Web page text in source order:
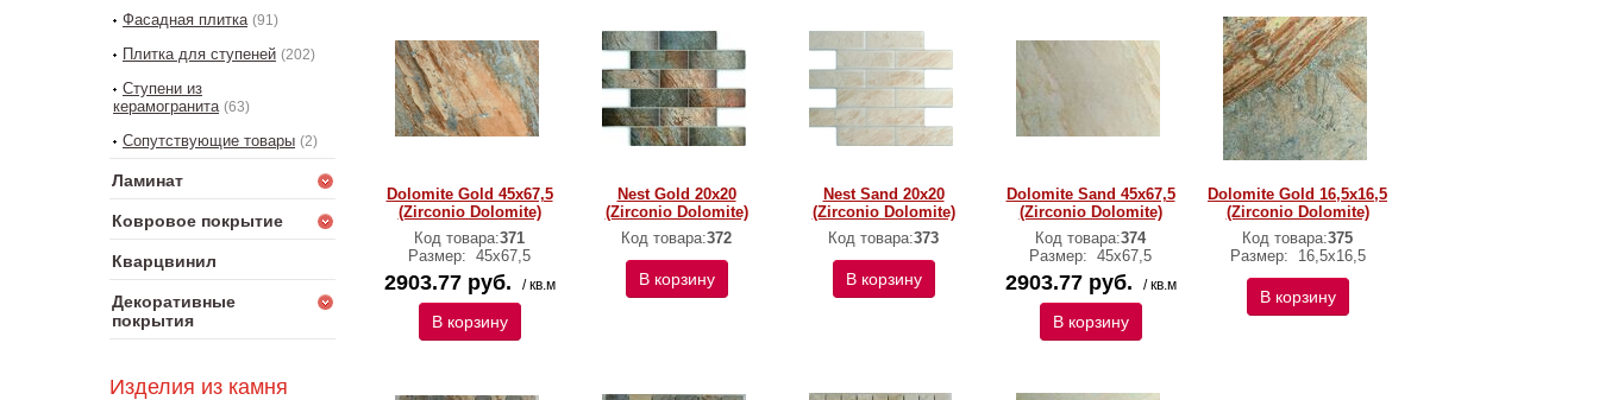
Фасадная плитка (91)
Плитка для ступеней (202)
Ступени из
керамогранита (63)
Сопутствующие товары (2)
Ламинат
Ковровое покрытие
Кварцвинил
Декоративные
покрытия
Изделия из камня
Dolomite Gold 45x67,5
(Zirconio Dolomite)
Код товара:371
Размер: 45х67,5
2903.77 руб. / кв.м
В корзину
Nest Gold 20х20
(Zirconio Dolomite)
Код товара:372
В корзину
Nest Sand 20х20
(Zirconio Dolomite)
Код товара:373
В корзину
Dolomite Sand 45x67,5
(Zirconio Dolomite)
Код товара:374
Размер: 45х67,5
2903.77 руб. / кв.м
В корзину
Dolomite Gold 16,5x16,5
(Zirconio Dolomite)
Код товара:375
Размер:
16,5x16,5
В корзину